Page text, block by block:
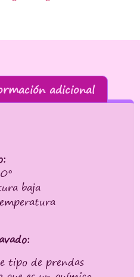
adicional
baja
tipo de prendas